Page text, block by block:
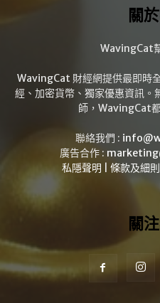
關
WavingCat
WavingCat 財經網提供最即時
經、加密貨幣、獨家優惠資訊。
師，WavingCat
聯絡我們 :
廣告合作 :
私隱聲明
條款及細則
關